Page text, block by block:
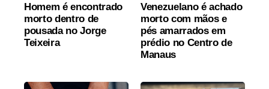
Homem é encontrado
morto dentro de
pousada no Jorge
Teixeira
Venezuelano é achado
morto com mãos e
pés amarrados em
prédio no Centro de
Manaus